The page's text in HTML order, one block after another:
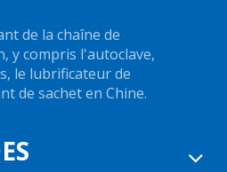
de la chaîne de
y compris l'autoclave,
le lubrificateur de
de sachet en Chine.